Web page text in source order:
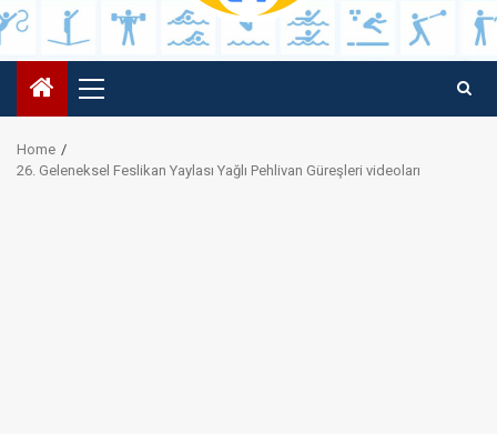
Primary
Menu
Home
26. Geleneksel Feslikan Yaylası Yağlı Pehlivan Güreşleri videoları